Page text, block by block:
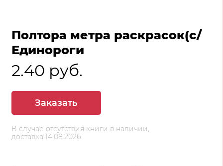
Полтора метра раскрасок(с/
Единороги
2.40 руб.
Заказать
В случае отсутствия книги в наличии,
доставка 14.08.2026